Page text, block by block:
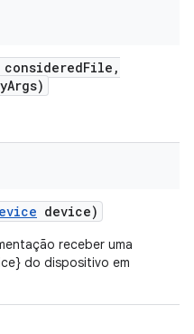
File ,
Args)
device)
receber uma
do dispositivo em